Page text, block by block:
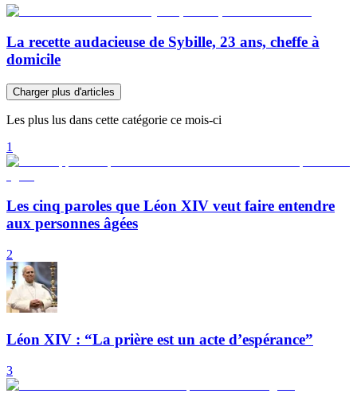
La recette audacieuse de Sybille, 23 ans, cheffe à
domicile
Charger plus d'articles
Les plus lus dans cette catégorie ce mois-ci
1
Les cinq paroles que Léon XIV veut faire entendre
aux personnes âgées
2
Léon XIV : “La prière est un acte d’espérance”
3